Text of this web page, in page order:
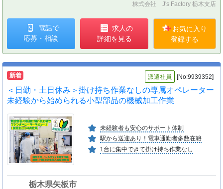
株式会社 J's Factory 栃木支店
電話で
応募・相談
求人の
詳細を見る
お気に入り
登録する
新着 派遣社員 [No:9939352]
＜日勤・土日休み＞掛け持ち作業なしの専属オペレーター
未経験から始められる小型部品の機械加工作業
未経験者も安心のサポート体制
駅から送迎あり！電車通勤者多数在籍
1台に集中できて掛け持ち作業なし
栃木県矢板市